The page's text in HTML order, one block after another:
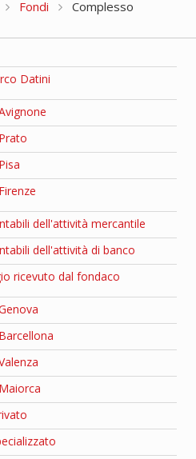
Fondi
Complesso
Datini
dell'attività mercantile
dell'attività di banco
ricevuto dal fondaco